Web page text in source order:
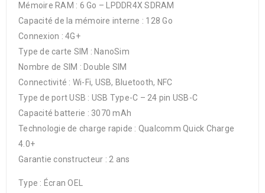
Mémoire RAM : 6 Go – LPDDR4X SDRAM
Capacité de la mémoire interne : 128 Go
Connexion : 4G+
Type de carte SIM : NanoSim
Nombre de SIM : Double SIM
Connectivité : Wi-Fi, USB, Bluetooth, NFC
Type de port USB : USB Type-C – 24 pin USB-C
Capacité batterie : 3070 mAh
Technologie de charge rapide : Qualcomm Quick Charge
4.0+
Garantie constructeur : 2 ans
Type : Écran OEL